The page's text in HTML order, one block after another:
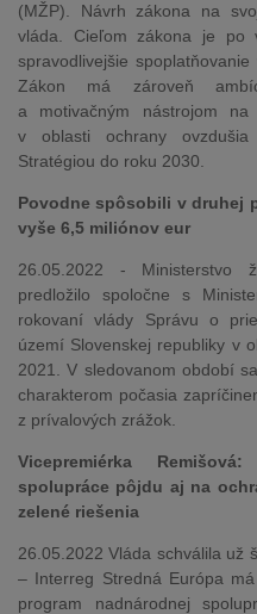
(MŽP). Návrh zákona na
vláda. Cieľom zákona je po
spravodlivejšie
Zákon má zároveň
a motivačným nástrojom na
v oblasti ochrany
Stratégiou do roku 2030.
Povodne spôsobili v druhej
vyše 6,5 miliónov eur
26.05.2022 - Ministerstvo
predložilo spoločne s
rokovaní vlády Správu o
území Slovenskej republiky v
2021. V sledovanom období
charakterom počasia
z prívalových zrážok.
Vicepremiérka
spolupráce pôjdu aj na
zelené riešenia
26.05.2022 Vláda schválila už
– Interreg Stredná Európa
program nadnárodnej